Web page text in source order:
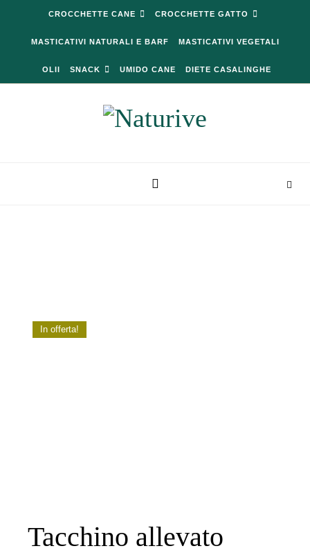
CROCCHETTE CANE CROCCHETTE GATTO
MASTICATIVI NATURALI E BARF MASTICATIVI VEGETALI
OLII SNACK UMIDO CANE DIETE CASALINGHE
In offerta!
Tacchino allevato